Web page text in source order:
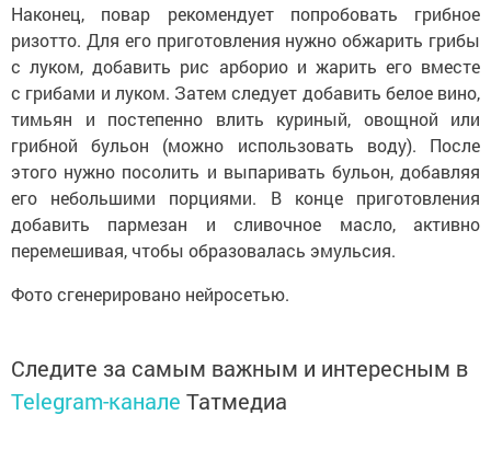
Наконец, повар рекомендует попробовать грибное
ризотто. Для его приготовления нужно обжарить грибы
с луком, добавить рис арборио и жарить его вместе
с грибами и луком. Затем следует добавить белое вино,
тимьян и постепенно влить куриный, овощной или
грибной бульон (можно использовать воду). После
этого нужно посолить и выпаривать бульон, добавляя
его небольшими порциями. В конце приготовления
добавить пармезан и сливочное масло, активно
перемешивая, чтобы образовалась эмульсия.
Фото сгенерировано нейросетью.
Следите за самым важным и интересным в
Telegram-канале Татмедиа